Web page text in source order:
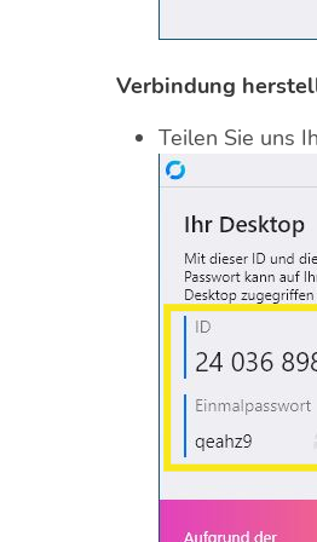
Verbindung
Teilen Sie uns